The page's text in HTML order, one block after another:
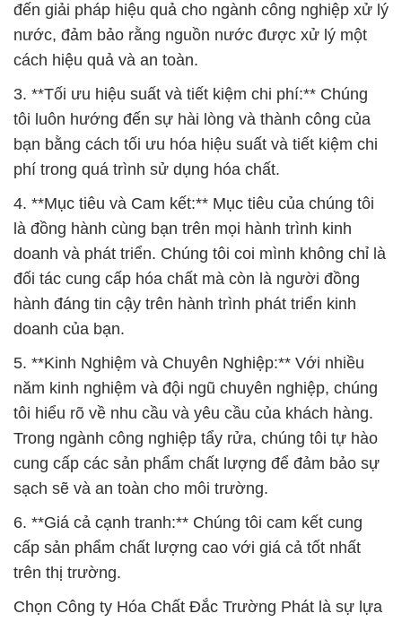
đến giải pháp hiệu quả cho ngành công nghiệp xử lý
nước, đảm bảo rằng nguồn nước được xử lý một
cách hiệu quả và an toàn.
3. **Tối ưu hiệu suất và tiết kiệm chi phí:** Chúng
tôi luôn hướng đến sự hài lòng và thành công của
bạn bằng cách tối ưu hóa hiệu suất và tiết kiệm chi
phí trong quá trình sử dụng hóa chất.
4. **Mục tiêu và Cam kết:** Mục tiêu của chúng tôi
là đồng hành cùng bạn trên mọi hành trình kinh
doanh và phát triển. Chúng tôi coi mình không chỉ là
đối tác cung cấp hóa chất mà còn là người đồng
hành đáng tin cậy trên hành trình phát triển kinh
doanh của bạn.
5. **Kinh Nghiệm và Chuyên Nghiệp:** Với nhiều
năm kinh nghiệm và đội ngũ chuyên nghiệp, chúng
tôi hiểu rõ về nhu cầu và yêu cầu của khách hàng.
Trong ngành công nghiệp tẩy rửa, chúng tôi tự hào
cung cấp các sản phẩm chất lượng để đảm bảo sự
sạch sẽ và an toàn cho môi trường.
6. **Giá cả cạnh tranh:** Chúng tôi cam kết cung
cấp sản phẩm chất lượng cao với giá cả tốt nhất
trên thị trường.
Chọn Công ty Hóa Chất Đắc Trường Phát là sự lựa